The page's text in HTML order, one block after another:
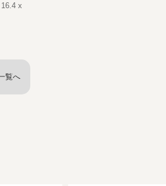
x
覧へ